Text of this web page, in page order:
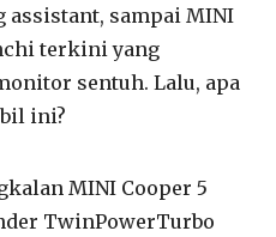
assistant, sampai MINI
terkini yang
sentuh. Lalu, apa
ini?
MINI Cooper 5
TwinPowerTurbo